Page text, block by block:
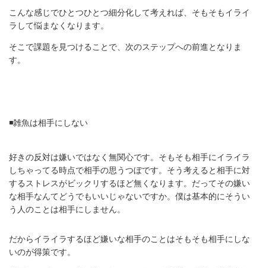
こんな感じでひとつひとつ細分化して考えれば、そもそもイライ
ラして悩まなくなります。
そこで課題を見つけることで、次のステップへの前進となりま
す。
◾️雑魚は相手にしない
好きの反対は嫌いではなく無関心です。そもそも相手にイライラ
しちゃってる時点で相手の思うつぼです。そう考えると相手に対
するストレスがビックリするほど無くなります。だってその嫌い
な相手なんてどうでもいいじゃないですか。僕は基本的にそうい
う人のことは相手にしません。
だからイライラするほど嫌いな相手のことはそもそも相手にしな
いのが得策です。